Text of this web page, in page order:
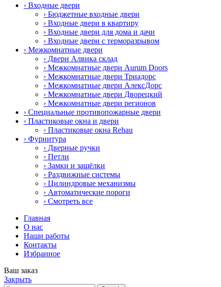
› Входные двери
› Бюджетные входные двери
› Входные двери в квартиру
› Входные двери для дома и дачи
› Входные двери с терморазрывом
› Межкомнатные двери
› Двери Алвика склад
› Межкомнатные двери Aurum Doors
› Межкомнатные двери Триадорс
› Межкомнатные двери АлексДорс
› Межкомнатные двери Дворецкий
› Межкомнатные двери регионов
› Специальные противопожарные двери
› Пластиковые окна и двери
› Пластиковые окна Rehau
› Фурнитура
› Дверные ручки
› Петли
› Замки и защёлки
› Раздвижные системы
› Цилиндровые механизмы
› Автоматические пороги
› Смотреть все
Главная
О нас
Наши работы
Контакты
Избранное
Ваш заказ
Закрыть